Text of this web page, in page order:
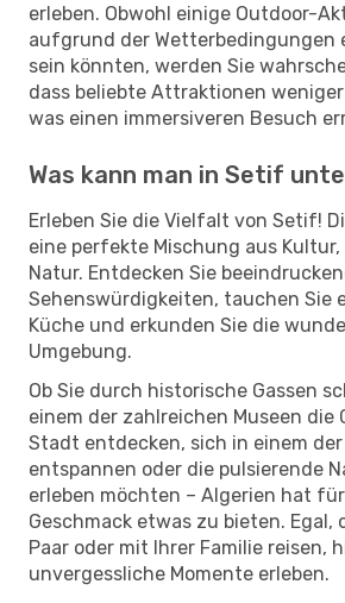
erleben. Obwohl einige Outdoor-
aufgrund der Wetterbedingungen
sein könnten, werden Sie
dass beliebte Attraktionen
was einen immersiveren Besuch
Was kann man in Setif
Erleben Sie die Vielfalt von Setif!
eine perfekte Mischung aus
Natur. Entdecken Sie
Sehenswürdigkeiten, tauchen Sie
Küche und erkunden Sie die
Umgebung.
Ob Sie durch historische Gassen
einem der zahlreichen Museen die
Stadt entdecken, sich in einem der
entspannen oder die pulsierende
erleben möchten – Algerien hat
Geschmack etwas zu bieten. Egal,
Paar oder mit Ihrer Familie reisen,
unvergessliche Momente erleben.